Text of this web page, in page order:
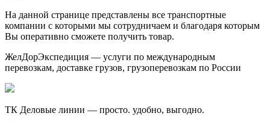
На данной странице представлены все транспортные
компании с которыми мы сотрудничаем и благодаря которым
Вы оперативно сможете получить товар.
ЖелДорЭкспедиция — услуги по международным
перевозкам, доставке грузов, грузоперевозкам по России
ТК Деловые линии — просто. удобно, выгодно.